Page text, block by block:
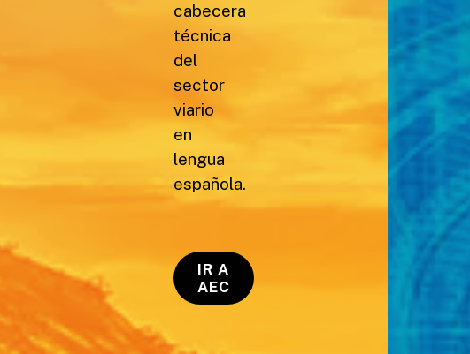
cabecera
técnica
del
sector
viario
en
lengua
española.
IR A
AEC